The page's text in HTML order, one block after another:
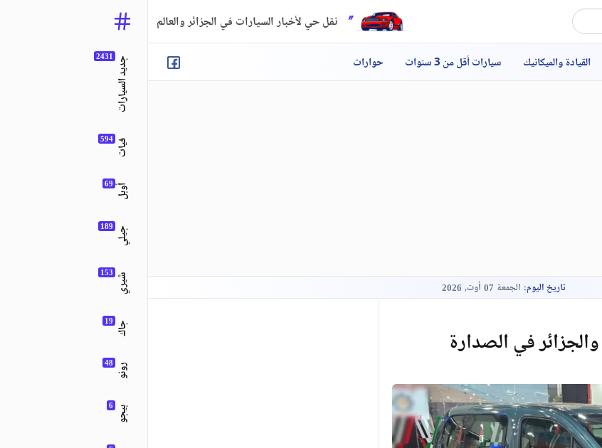
نقل حي لأخبار السيارات في الجزائر والعالم
القيادة والميكانيك سيارات أقل من 3 سنوات حوارات
تاريخ اليوم: الجمعة 07 أوت, 2026
جديد السيارات
فيات
أوبل
جيلي
شيري
جاك
رونو
بيجو